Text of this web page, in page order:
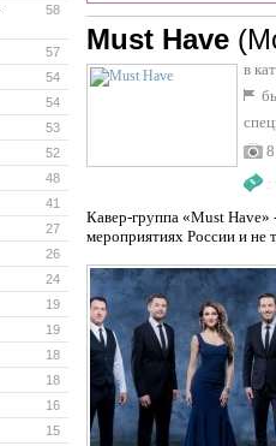
58
57
54
54
53
52
48
41
27
26
24
19
19
18
18
16
15
Must Have
в
8
:
Кавер-группа «Must Have»
мероприятиях России и не